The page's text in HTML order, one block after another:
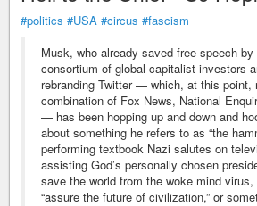
#politics #USA #circus #fascism
Musk, who already saved free speech
consortium of global-capitalist investors
rebranding Twitter — which, at this point,
combination of Fox News, National
— has been hopping up and down and
about something he refers to as “the
performing textbook Nazi salutes on
assisting God’s personally chosen
save the world from the woke mind
“assure the future of civilization,” or